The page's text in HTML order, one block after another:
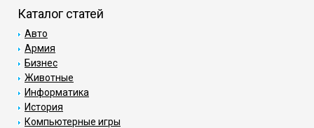
Каталог статей
Авто
Армия
Бизнес
Животные
Информатика
История
Компьютерные игры